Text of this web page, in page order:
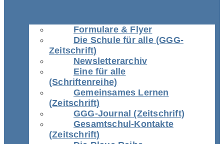
Formulare & Flyer
Die Schule für alle (GGG-
Zeitschrift)
Newsletterarchiv
Eine für alle
(Schriftenreihe)
Gemeinsames Lernen
(Zeitschrift)
GGG-Journal (Zeitschrift)
Gesamtschul-Kontakte
(Zeitschrift)